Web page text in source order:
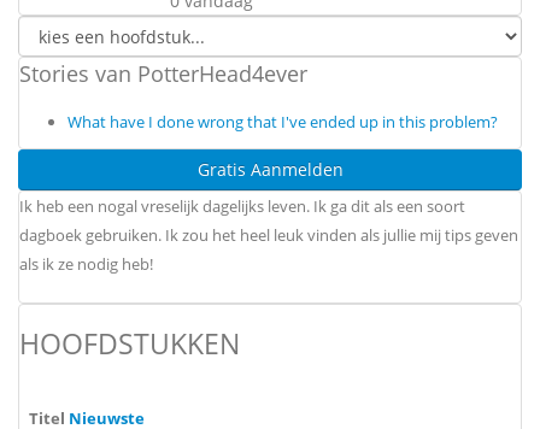
Stories van PotterHead4ever
What have I done wrong that I've ended up in this problem?
Gratis Aanmelden
Ik heb een nogal vreselijk dagelijks leven. Ik ga dit als een soort
dagboek gebruiken. Ik zou het heel leuk vinden als jullie mij tips geven
als ik ze nodig heb!
HOOFDSTUKKEN
Titel Nieuwste